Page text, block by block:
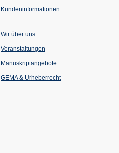
Kundeninformationen
Wir über uns
Veranstaltungen
einem
Tab)
Manuskriptangebote
GEMA & Urheberrecht